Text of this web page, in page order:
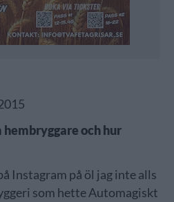
och hur
Instagram på öl jag inte alls
som hette Automagiskt